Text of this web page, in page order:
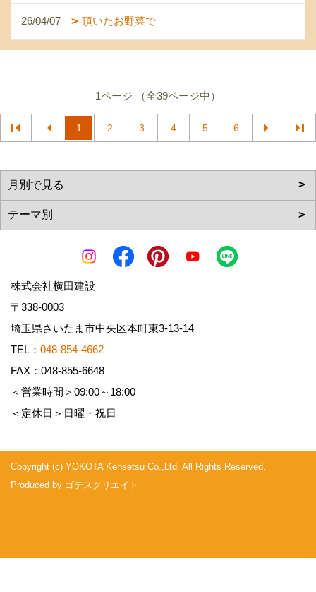
26/04/07 頂いたお野菜で
1ページ （全39ページ中）
1 2 3 4 5 6
株式会社横田建設
〒338-0003
埼玉県さいたま市中央区本町東3-13-14
TEL： 048-854-4662
FAX：048-855-6648
＜営業時間＞09:00～18:00
＜定休日＞日曜・祝日
Copyright (c) YOKOTA Kensetsu Co.,Ltd. All Rights Reserved.
Produced by ゴデスクリエイト